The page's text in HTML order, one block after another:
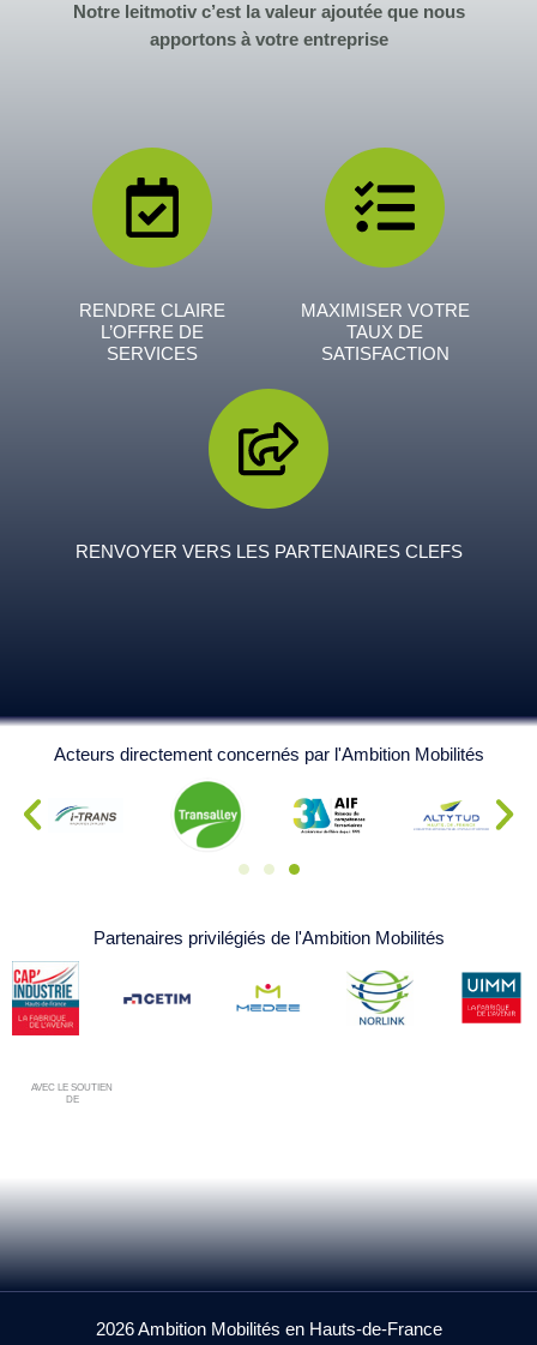
Notre leitmotiv c’est la valeur ajoutée que nous
apportons à votre entreprise
RENDRE CLAIRE
L’OFFRE DE
SERVICES
MAXIMISER VOTRE
TAUX DE
SATISFACTION
RENVOYER VERS LES PARTENAIRES CLEFS
Acteurs directement concernés par l'Ambition Mobilités
Partenaires privilégiés de l'Ambition Mobilités
AVEC LE SOUTIEN
DE
2026 Ambition Mobilités en Hauts-de-France